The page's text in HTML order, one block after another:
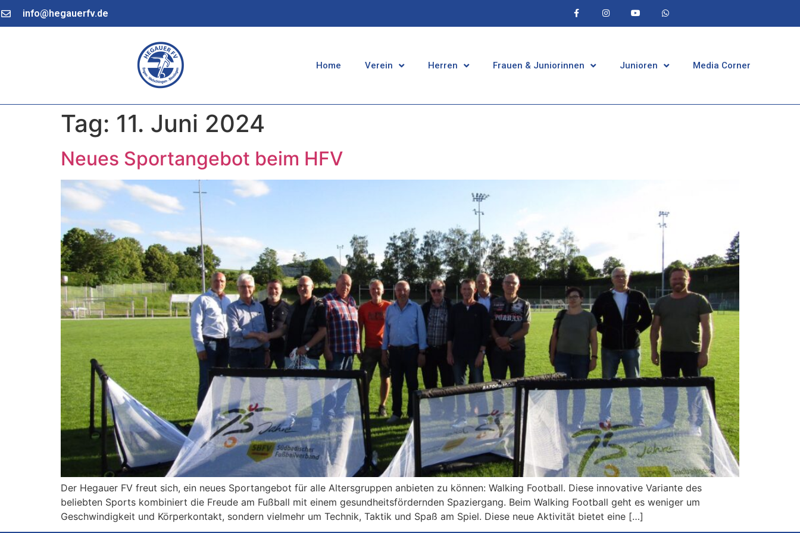
info@hegauerfv.de
Home Verein Herren Frauen & Juniorinnen Junioren Media Corner
Tag: 11. Juni 2024
Neues Sportangebot beim HFV
Der Hegauer FV freut sich, ein neues Sportangebot für alle Altersgruppen anbieten zu können: Walking Football. Diese innovative Variante des
beliebten Sports kombiniert die Freude am Fußball mit einem gesundheitsfördernden Spaziergang. Beim Walking Football geht es weniger um
Geschwindigkeit und Körperkontakt, sondern vielmehr um Technik, Taktik und Spaß am Spiel. Diese neue Aktivität bietet eine […]